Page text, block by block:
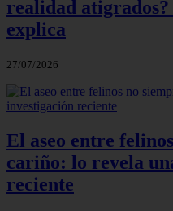
realidad
explica
27/07/2026
El aseo entre
cariño: lo revela
reciente